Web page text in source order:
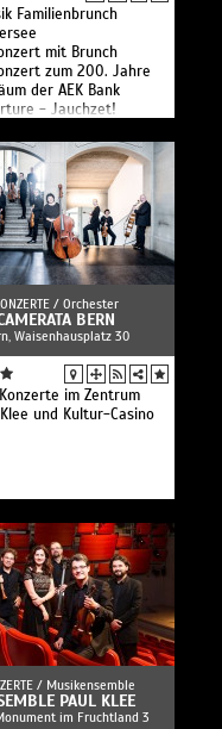
Familienbrunch
mit Brunch
zum 200. Jahre
der AEK Bank
- Jauchzet!
mit Brunch
of Desire
to the roots
for the Royal Fireworks
for the Royal Fireworks
Trinity
- Motetten
/ Orchester
BERN
Waisenhausplatz 30
im Zentrum
und Kultur-Casino
/ Musikensemble
PAUL KLEE
im Fruchtland 3